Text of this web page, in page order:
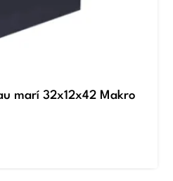
marí 32x12x42 Makro